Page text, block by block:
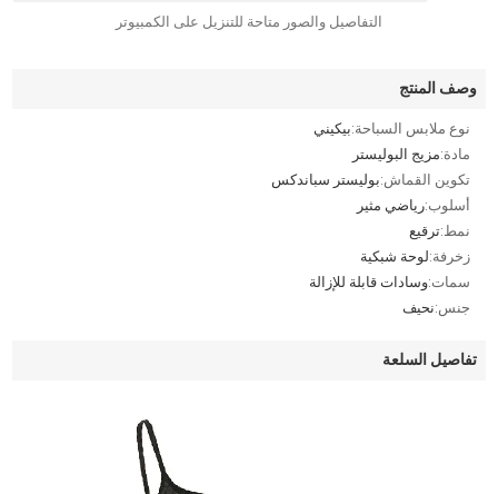
التفاصيل والصور متاحة للتنزيل على الكمبيوتر
وصف المنتج
نوع ملابس السباحة:بيكيني
مادة:مزيج البوليستر
تكوين القماش:بوليستر سباندكس
أسلوب:رياضي مثير
نمط:ترقيع
زخرفة:لوحة شبكية
سمات:وسادات قابلة للإزالة
جنس:نحيف
تفاصيل السلعة